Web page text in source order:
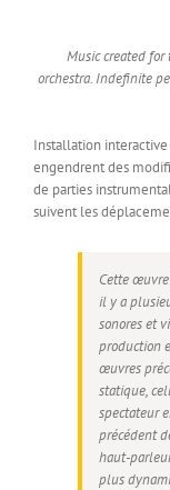
Music created
orchestra. Indefinite
Installation interactive
engendrent des
de parties
suivent les
Cette
il y a
sonores et
production
œuvres
statique,
spectateur
précédent
haut-
plus